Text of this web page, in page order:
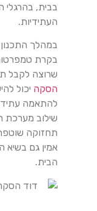
בבית, בהרגלי
העתידיות.
במהלך התכנון אפשר
בקרת טמפרטורה
שרוצה לקבל תמונה
יכול להיעזר
להתאמה עתידית
שילוב מערכת חימום
תחזוקה שוטפת,
אמין גם בשיא החורף